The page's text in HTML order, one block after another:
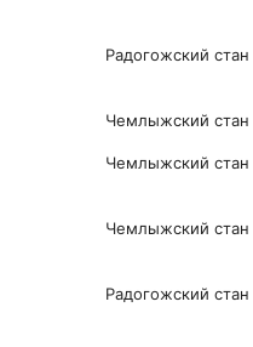
Радогожский
Чемлыжский стан
Чемлыжский стан
Чемлыжский стан
Радогожский